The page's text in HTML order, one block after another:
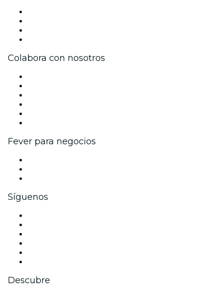
Colabora con nosotros
Fever para negocios
Síguenos
Descubre